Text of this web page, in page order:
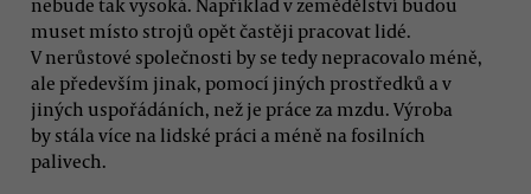
muset místo strojů opět častěji pracovat lidé.
V nerůstové společnosti by se tedy nepracovalo méně,
ale především jinak, pomocí jiných prostředků a v
jiných uspořádáních, než je práce za mzdu. Výroba
by stála více na lidské práci a méně na fosilních
palivech.